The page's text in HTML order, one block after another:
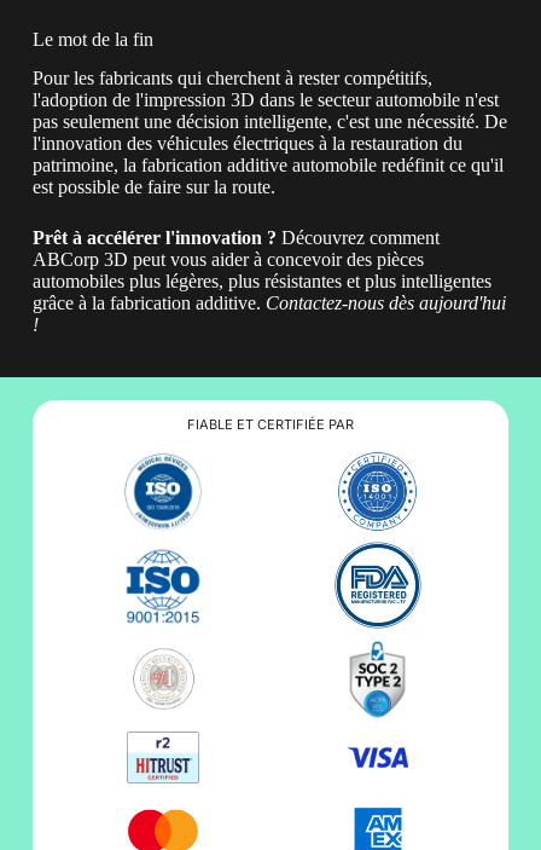
Le mot de la fin
Pour les fabricants qui cherchent à rester compétitifs,
l'adoption de l'impression 3D dans le secteur automobile n'est
pas seulement une décision intelligente, c'est une nécessité. De
l'innovation des véhicules électriques à la restauration du
patrimoine, la fabrication additive automobile redéfinit ce qu'il
est possible de faire sur la route.
Prêt à accélérer l'innovation ? Découvrez comment
ABCorp 3D peut vous aider à concevoir des pièces
automobiles plus légères, plus résistantes et plus intelligentes
grâce à la fabrication additive. Contactez-nous dès aujourd'hui
!
FIABLE ET CERTIFIÉE PAR